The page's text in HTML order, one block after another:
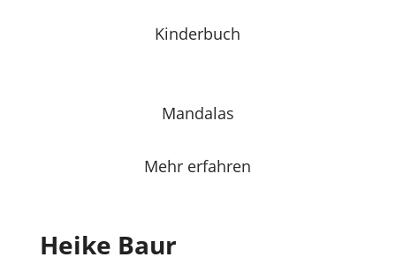
Kinderbuch
Mandalas
Mehr erfahren
Heike Baur